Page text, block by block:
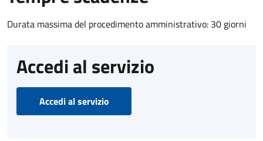
Durata massima del procedimento amministrativo: 30 giorni
Accedi al servizio
Accedi al servizio